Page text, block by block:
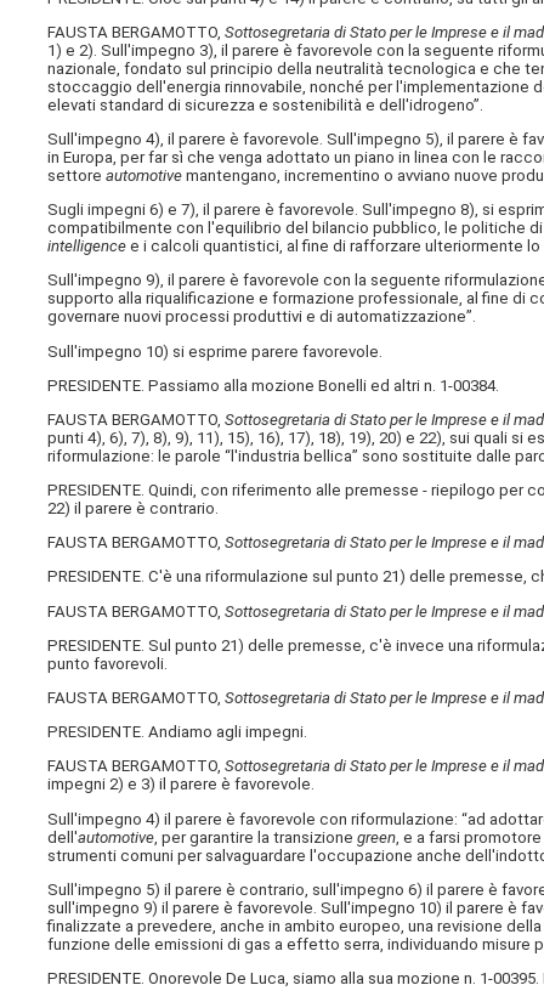
FAUSTA BERGAMOTTO, Sottosegretaria di Stato per le Imprese e il
1) e 2). Sull'impegno 3), il parere è favorevole con la seguente
nazionale, fondato sul principio della neutralità tecnologica e che
stoccaggio dell'energia rinnovabile, nonché per l'implementazione
elevati standard di sicurezza e sostenibilità e dell'idrogeno”.
Sull'impegno 4), il parere è favorevole. Sull'impegno 5), il parere è
in Europa, per far sì che venga adottato un piano in linea con le
settoreautomotive mantengano, incrementino o avviano nuove
Sugli impegni 6) e 7), il parere è favorevole. Sull'impegno 8), si
compatibilmente con l'equilibrio del bilancio pubblico, le politiche
intelligence e i calcoli quantistici, al fine di rafforzare ulteriormente
Sull'impegno 9), il parere è favorevole con la seguente
supporto alla riqualificazione e formazione professionale, al fine
governare nuovi processi produttivi e di automatizzazione”.
Sull'impegno 10) si esprime parere favorevole.
PRESIDENTE. Passiamo alla mozione Bonelli ed altri n. 1-00384.
FAUSTA BERGAMOTTO, Sottosegretaria di Stato per le Imprese e il
punti 4), 6), 7), 8), 9), 11), 15), 16), 17), 18), 19), 20) e 22), sui quali
riformulazione: le parole “l'industria bellica” sono sostituite dalle
PRESIDENTE. Quindi, con riferimento alle premesse - riepilogo per
22) il parere è contrario.
FAUSTA BERGAMOTTO, Sottosegretaria di Stato per le Imprese e il
PRESIDENTE. C'è una riformulazione sul punto 21) delle
FAUSTA BERGAMOTTO, Sottosegretaria di Stato per le Imprese e il
PRESIDENTE. Sul punto 21) delle premesse, c'è invece una
punto favorevoli.
FAUSTA BERGAMOTTO, Sottosegretaria di Stato per le Imprese e il
PRESIDENTE. Andiamo agli impegni.
FAUSTA BERGAMOTTO, Sottosegretaria di Stato per le Imprese e il
impegni 2) e 3) il parere è favorevole.
Sull'impegno 4) il parere è favorevole con riformulazione: “ad
dell'automotive , per garantire la transizionegreen , e a farsi
strumenti comuni per salvaguardare l'occupazione anche
Sull'impegno 5) il parere è contrario, sull'impegno 6) il parere è
sull'impegno 9) il parere è favorevole. Sull'impegno 10) il parere è
finalizzate a prevedere, anche in ambito europeo, una revisione
funzione delle emissioni di gas a effetto serra, individuando
PRESIDENTE. Onorevole De Luca, siamo alla sua mozione n. 1-